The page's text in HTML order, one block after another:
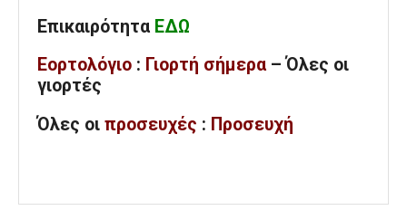
Επικαιρότητα ΕΔΩ
Εορτολόγιο : Γιορτή σήμερα – Όλες οι
γιορτές
Όλες οι προσευχές : Προσευχή